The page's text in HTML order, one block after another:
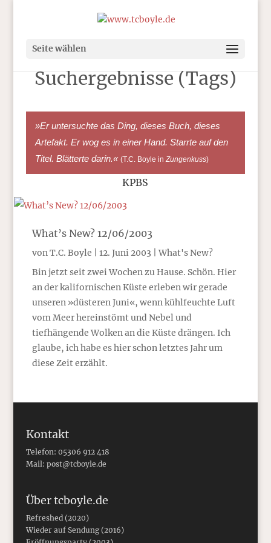
Seite wählen
Suchergebnisse (Tags)
»Er untersuchte das Ding, dieses Buch, dieses
Artefakt. Er wog es in einer Hand. Starrte auf den
Titel. Blätterte darin.« (T.C. Boyle in Zungenkuss)
KPBS
What’s New? 12/06/2003
vonT.C. Boyle 12. Juni 2003 |What's New?
Bin jetzt seit zwei Wochen zu Hause. Schön. Hier
an der kalifornischen Küste erleben wir gerade
unseren »düsteren Juni«, wenn kühlfeuchte Luft
vom Meer hereinstömt und Nebel und
tiefhängende Wolken an die Küste drängen. Ich
glaube, ich habe es hier schon letztes Jahr um
diese Zeit erzählt.
Kontakt
Telefon: 05306 912 418
Mail: post@tcboyle.de
Über tcboyle.de
Refreshed (2020)
Wieder auf Sendung (2016)